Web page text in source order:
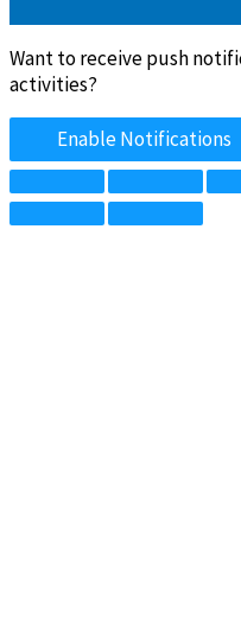
Want to receive push
activities?
Enable Notifications